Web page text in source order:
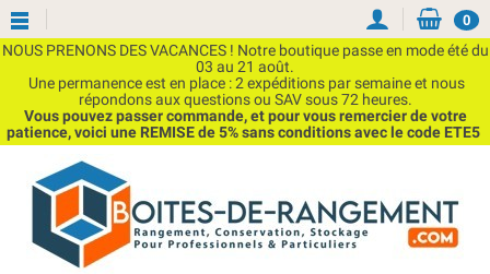
NOUS PRENONS DES VACANCES ! Notre boutique passe en mode été du
03 au 21 août.
Une permanence est en place : 2 expéditions par semaine et nous
répondons aux questions ou SAV sous 72 heures.
Vous pouvez passer commande, et pour vous remercier de votre
patience, voici une REMISE de 5% sans conditions avec le code ETE5
0